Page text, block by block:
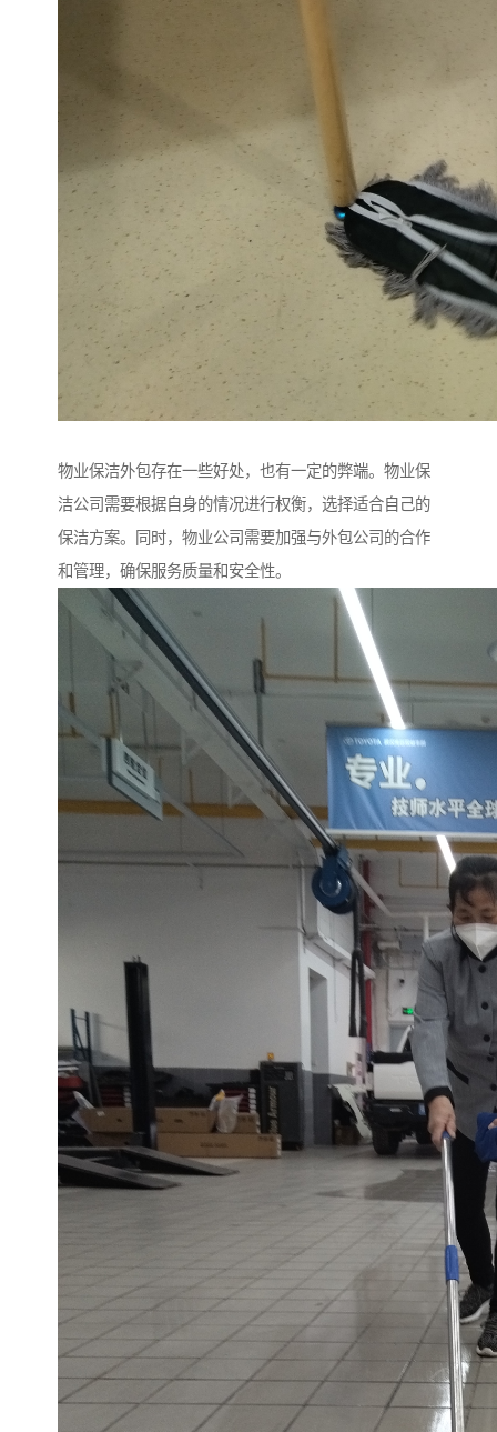
物业保洁外包存在一些好处，也有一定的弊端。物业保
洁公司需要根据自身的情况进行权衡，选择适合自己的
保洁方案。同时，物业公司需要加强与外包公司的合作
和管理，确保服务质量和安全性。